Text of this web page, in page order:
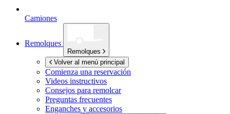
Camiones
Remolques
Remolques
Volver al menú principal
Comienza una reservación
Videos instructivos
Consejos para remolcar
Preguntas frecuentes
Enganches y accesorios